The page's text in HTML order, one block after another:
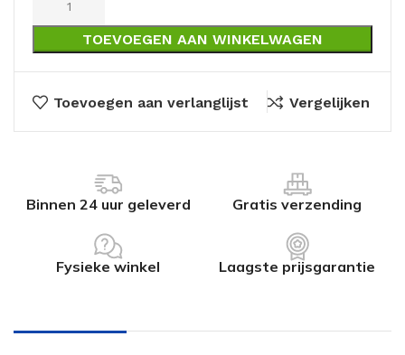
TOEVOEGEN AAN WINKELWAGEN
Toevoegen aan verlanglijst Vergelijken
Binnen 24 uur geleverd Gratis verzending
Fysieke winkel Laagste prijsgarantie